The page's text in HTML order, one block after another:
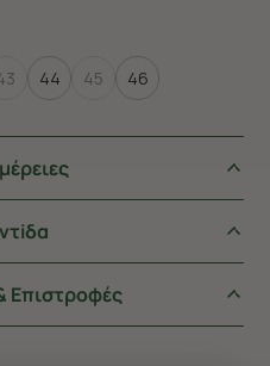
44 45 46
Επιστροφές